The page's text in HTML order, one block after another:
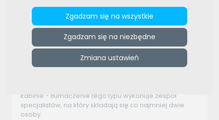
Zgadzam się na wszystkie
Zgadzam się na niezbędne
Zmiana ustawień
Ustne symultaniczne
Tłumaczenia ustne symultaniczne coraz częściej
zastępują tłumaczenia ustne konsekutywne. Zadaniem
kabinie - tłumaczenie tego typu wykonuje zespół
specjalistów, na który składają się co najmniej dwie
osoby.